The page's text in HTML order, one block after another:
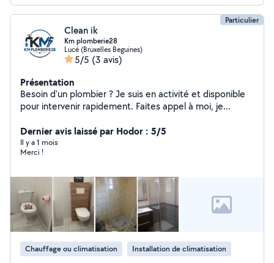
Particulier
Clean ik
Km plomberie28
Lucé (Bruxelles Beguines)
5/5 (3 avis)
Présentation
Besoin d'un plombier ? Je suis en activité et disponible
pour intervenir rapidement. Faites appel à moi, je
Dernier avis laissé par Hodor : 5/5
Il y a 1 mois
Merci !
Chauffage ou climatisation Installation de climatisation